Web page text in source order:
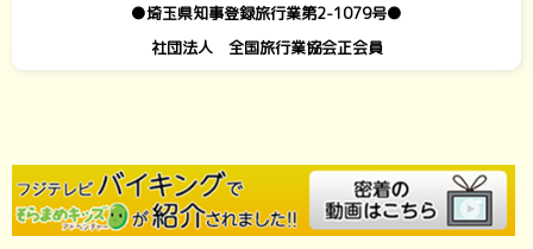
●埼玉県知事登録旅行業第2-1079号●
社団法人 全国旅行業協会正会員